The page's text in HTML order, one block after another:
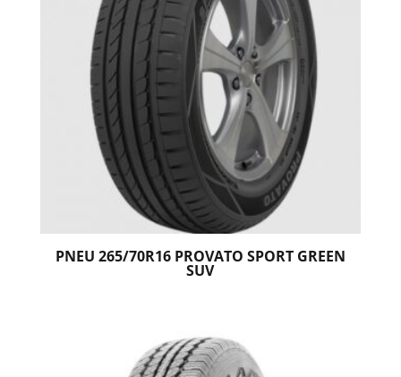
PNEU 265/70R16 PROVATO SPORT GREEN
SUV